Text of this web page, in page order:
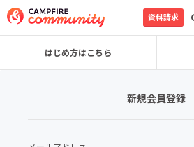
資料請求
はじめ方はこちら
新規会員登録